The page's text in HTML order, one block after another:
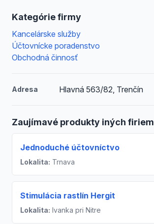
Kategórie firmy
Kancelárske služby
Účtovnícke poradenstvo
Obchodná činnosť
Adresa Hlavná 563/82, Trenčín
Zaujímavé produkty iných firiem
Jednoduché účtovníctvo
Lokalita: Trnava
Stimulácia rastlín Hergit
Lokalita: Ivanka pri Nitre